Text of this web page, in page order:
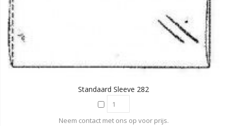
Standaard Sleeve 282
Neem contact met ons op voor prijs.